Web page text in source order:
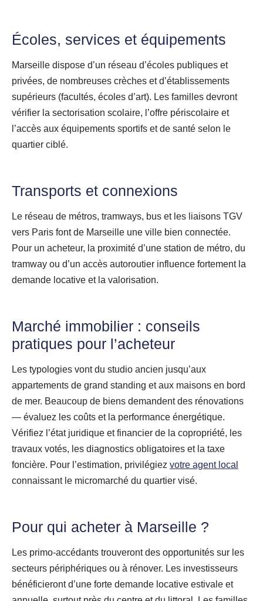
Écoles, services et équipements
Marseille dispose d’un réseau d’écoles publiques et
privées, de nombreuses crèches et d’établissements
supérieurs (facultés, écoles d’art). Les familles devront
vérifier la sectorisation scolaire, l’offre périscolaire et
l’accès aux équipements sportifs et de santé selon le
quartier ciblé.
Transports et connexions
Le réseau de métros, tramways, bus et les liaisons TGV
vers Paris font de Marseille une ville bien connectée.
Pour un acheteur, la proximité d’une station de métro, du
tramway ou d’un accès autoroutier influence fortement la
demande locative et la valorisation.
Marché immobilier : conseils
pratiques pour l’acheteur
Les typologies vont du studio ancien jusqu’aux
appartements de grand standing et aux maisons en bord
de mer. Beaucoup de biens demandent des rénovations
— évaluez les coûts et la performance énergétique.
Vérifiez l’état juridique et financier de la copropriété, les
travaux votés, les diagnostics obligatoires et la taxe
foncière. Pour l’estimation, privilégiez votre agent local
connaissant le micromarché du quartier visé.
Pour qui acheter à Marseille ?
Les primo‑accédants trouveront des opportunités sur les
secteurs périphériques ou à rénover. Les investisseurs
bénéficieront d’une forte demande locative estivale et